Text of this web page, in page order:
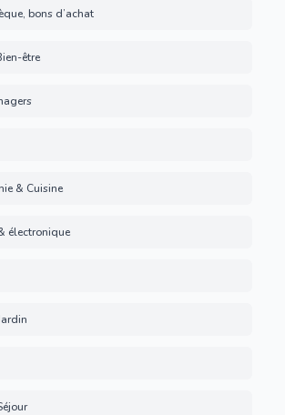
bons d’achat
être
& Cuisine
électronique